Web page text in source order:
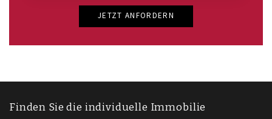
JETZT ANFORDERN
Finden Sie die individuelle Immobilie